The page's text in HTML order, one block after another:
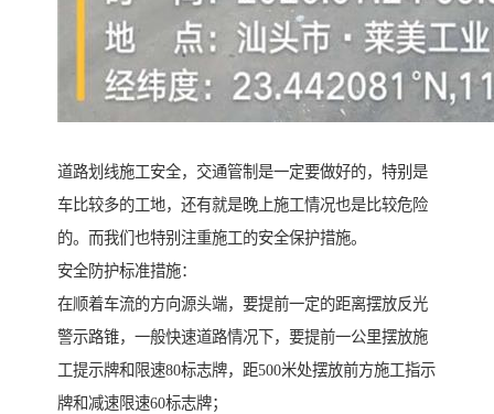
道路划线施工安全，交通管制是一定要做好的，特别是
车比较多的工地，还有就是晚上施工情况也是比较危险
的。而我们也特别注重施工的安全保护措施。
安全防护标准措施：
在顺着车流的方向源头端，要提前一定的距离摆放反光
警示路锥，一般快速道路情况下，要提前一公里摆放施
工提示牌和限速80标志牌，距500米处摆放前方施工指示
牌和减速限速60标志牌；